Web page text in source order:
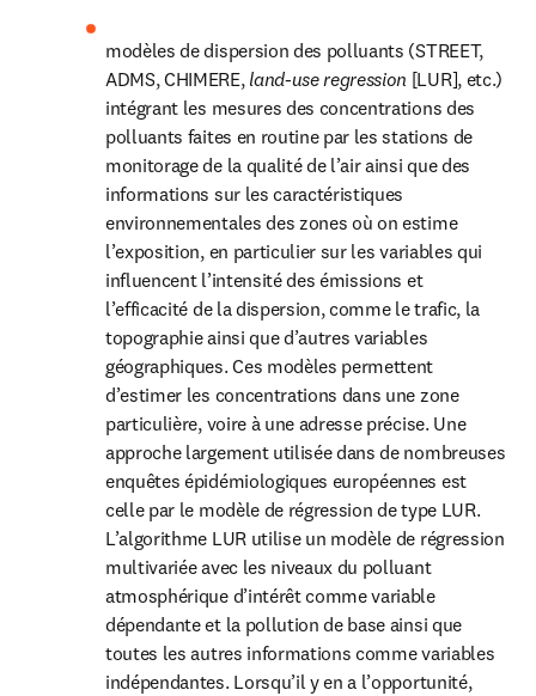
modèles de dispersion des polluants (STREET,
ADMS, CHIMERE, land-use regression [LUR], etc.)
intégrant les mesures des concentrations des
polluants faites en routine par les stations de
monitorage de la qualité de l’air ainsi que des
informations sur les caractéristiques
environnementales des zones où on estime
l’exposition, en particulier sur les variables qui
influencent l’intensité des émissions et
l’efficacité de la dispersion, comme le trafic, la
topographie ainsi que d’autres variables
géographiques. Ces modèles permettent
d’estimer les concentrations dans une zone
particulière, voire à une adresse précise. Une
approche largement utilisée dans de nombreuses
enquêtes épidémiologiques européennes est
celle par le modèle de régression de type LUR.
L’algorithme LUR utilise un modèle de régression
multivariée avec les niveaux du polluant
atmosphérique d’intérêt comme variable
dépendante et la pollution de base ainsi que
toutes les autres informations comme variables
indépendantes. Lorsqu’il y en a l’opportunité,